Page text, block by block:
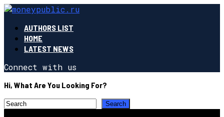
AUTHORS LIST
HOME
LATEST NEWS
Connect with us
Hi, What Are You Looking For?